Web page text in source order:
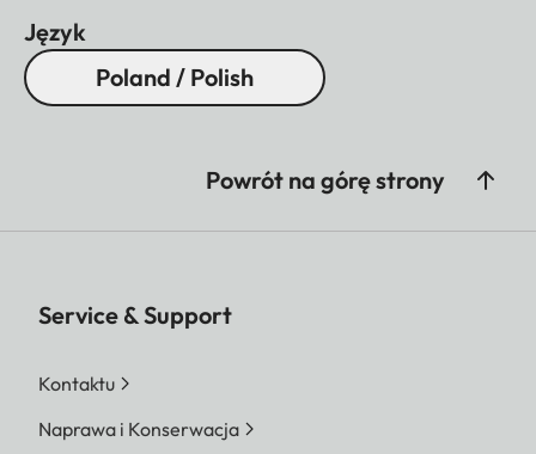
Język
Poland / Polish
Powrót na górę strony
Service & Support
Kontaktu
Naprawa i Konserwacja